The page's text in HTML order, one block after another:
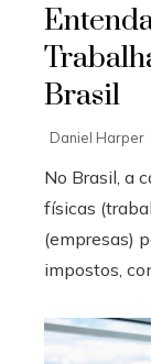
Brasil
Daniel Harper
No Brasil, a
físicas
(empresas)
impostos,